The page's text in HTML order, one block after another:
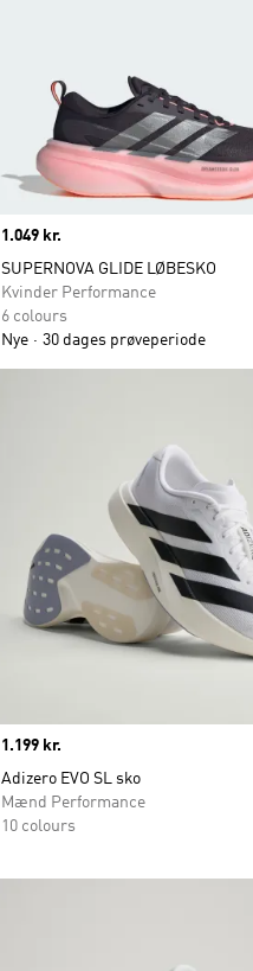
Price
1.049 kr.
SUPERNOVA GLIDE LØBESKO
Kvinder Performance
6 colours
Nye
30 dages prøveperiode
Price
1.199 kr.
Adizero EVO SL sko
Mænd Performance
10 colours